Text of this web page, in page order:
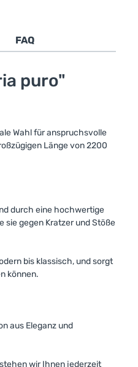
FAQ
puro"
Wahl für anspruchsvolle
Länge von 2200
durch eine hochwertige
gegen Kratzer und Stöße
bis klassisch, und sorgt
können.
aus Eleganz und
wir Ihnen jederzeit